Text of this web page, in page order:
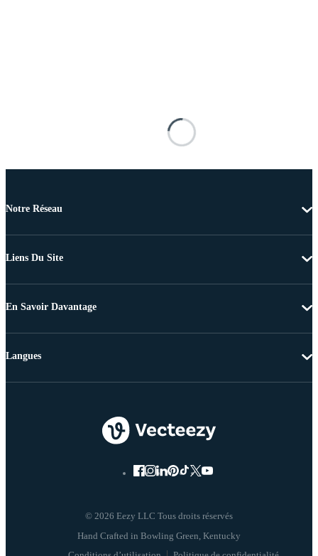
Notre Réseau
Liens Du Site
En Savoir Davantage
© 2026 Eezy LLC Tous droits réservés
Langues